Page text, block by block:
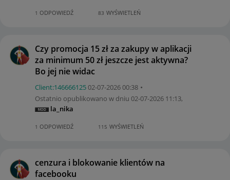
1 ODPOWIEDŹ 83 WYŚWIETLEŃ
Czy promocja 15 zł za zakupy w aplikacji
za minimum 50 zł jeszcze jest aktywna?
Bo jej nie widac
Client:146666125‎02-07-202600:38
Ostatnio opublikowano w dniu ‎02-07-2026 11:13,
la_nika
1 ODPOWIEDŹ 115 WYŚWIETLEŃ
cenzura i blokowanie klientów na
facebooku